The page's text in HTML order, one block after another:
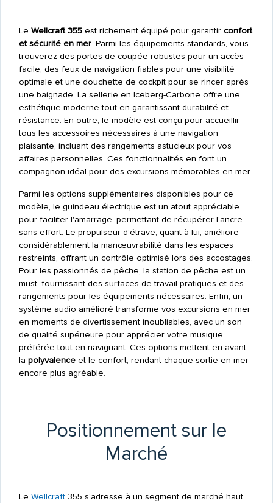
Le Wellcraft 355est richement équipé pour garantir confort
et sécurité en mer. Parmi les équipements standards, vous
trouverez des portes de coupée robustes pour un accès
facile, des feux de navigation fiables pour une visibilité
optimale et une douchette de cockpit pour se rincer après
une baignade. La sellerie en Iceberg-Carbone offre une
esthétique moderne tout en garantissant durabilité et
résistance. En outre, le modèle est conçu pour accueillir
tous les accessoires nécessaires à une navigation
plaisante, incluant des rangements astucieux pour vos
affaires personnelles. Ces fonctionnalités en font un
compagnon idéal pour des excursions mémorables en mer.
Parmi les options supplémentaires disponibles pour ce
modèle, le guindeau électrique est un atout appréciable
pour faciliter l'amarrage, permettant de récupérer l'ancre
sans effort. Le propulseur d'étrave, quant à lui, améliore
considérablement la manœuvrabilité dans les espaces
restreints, offrant un contrôle optimisé lors des accostages.
Pour les passionnés de pêche, la station de pêche est un
must, fournissant des surfaces de travail pratiques et des
rangements pour les équipements nécessaires. Enfin, un
système audio amélioré transforme vos excursions en mer
en moments de divertissement inoubliables, avec un son
de qualité supérieure pour apprécier votre musique
préférée tout en naviguant. Ces options mettent en avant
la polyvalenceet le confort, rendant chaque sortie en mer
encore plus agréable.
Positionnement sur le
Marché
Le Wellcraft355 s'adresse à un segment de marché haut